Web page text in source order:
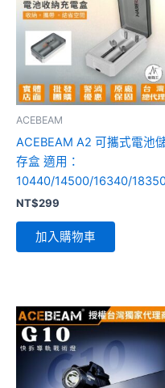
ACEBEAM
ACEBEAM A2 可攜式電池
存盒 適用：
10440/14500/16340/
NT$299
加入購物車
此
產
品
有